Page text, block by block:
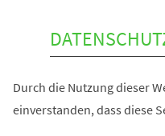
Durch die Nutzung dieser
einverstanden, dass diese